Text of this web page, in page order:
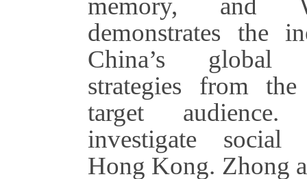
memory, and
demonstrates the
China’s global
strategies from
target
investigate social
Hong Kong. Zhong